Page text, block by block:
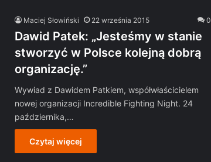
Maciej Słowiński 22 września 2015 0
Dawid Patek: „Jesteśmy w stanie
stworzyć w Polsce kolejną dobrą
organizację.”
Wywiad z Dawidem Patkiem, współwłaścicielem
nowej organizacji Incredible Fighting Night. 24
października,…
Czytaj więcej